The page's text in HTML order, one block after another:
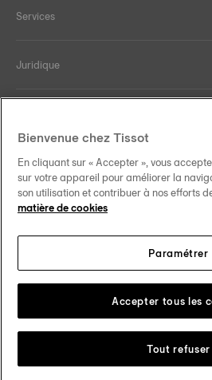
Services
Juridique
Our commitments
Canada•Canada (Québec) Change
Bienvenue chez Tissot
En cliquant sur « Accepter », vous
sur votre appareil pour améliorer la
son utilisation et contribuer à nos efforts
matière de cookies
Paramétrer
Tout refuser
Accepter tous les